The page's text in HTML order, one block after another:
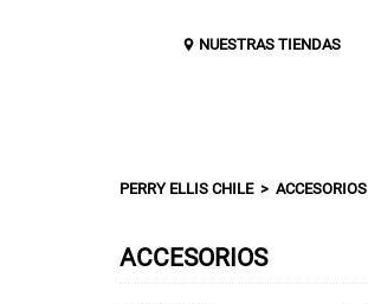
NUESTRAS TIENDAS
PERRY ELLIS CHILE ACCESORIOS
ACCESORIOS